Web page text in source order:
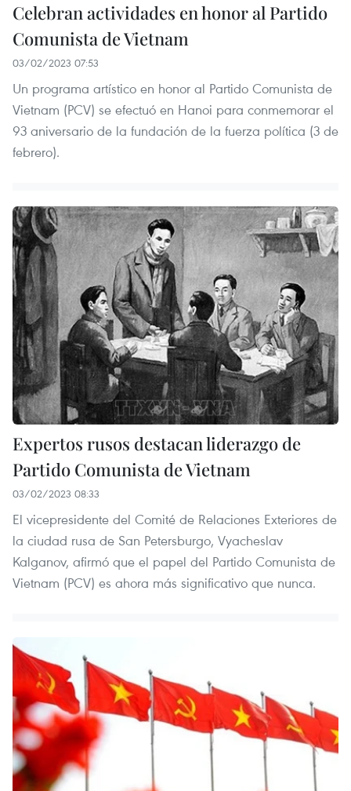
Celebran actividades en honor al Partido
Comunista de Vietnam
03/02/2023 07:53
Un programa artístico en honor al Partido Comunista de
Vietnam (PCV) se efectuó en Hanoi para conmemorar el
93 aniversario de la fundación de la fuerza política (3 de
febrero).
Expertos rusos destacan liderazgo de
Partido Comunista de Vietnam
03/02/2023 08:33
El vicepresidente del Comité de Relaciones Exteriores de
la ciudad rusa de San Petersburgo, Vyacheslav
Kalganov, afirmó que el papel del Partido Comunista de
Vietnam (PCV) es ahora más significativo que nunca.